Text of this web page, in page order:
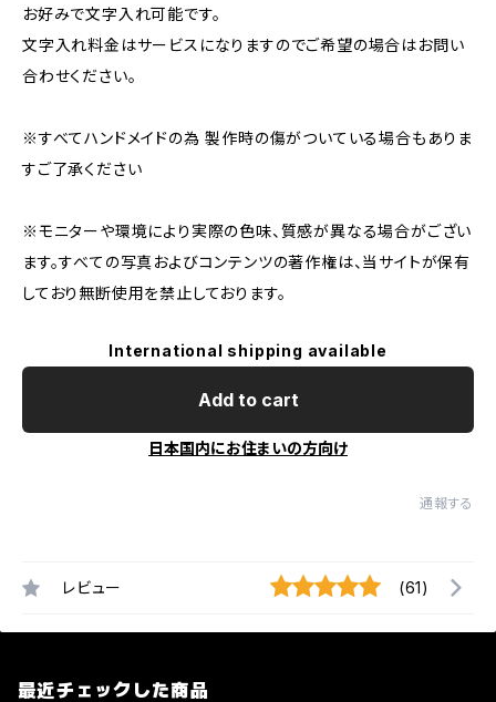
お好みで文字入れ可能です。
文字入れ料金はサービスになりますのでご希望の場合はお問い
合わせください。
※すべてハンドメイドの為 製作時の傷がついている場合もありま
すご了承ください
※モニターや環境により実際の色味、質感が異なる場合がござい
ます。すべての写真およびコンテンツの著作権は、当サイトが保有
しており無断使用を禁止しております。
International shipping available
Add to cart
日本国内にお住まいの方向け
通報する
レビュー (61)
最近チェックした商品